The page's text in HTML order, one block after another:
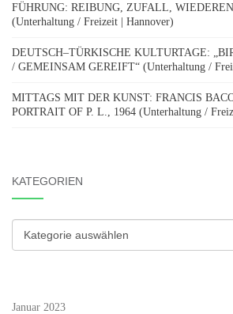
FÜHRUNG: REIBUNG, ZUFALL,
(Unterhaltung / Freizeit | Hannover)
DEUTSCH–TÜRKISCHE KULTURTAGE:
/ GEMEINSAM GEREIFT“ (Unterhaltung /
MITTAGS MIT DER KUNST: FRANCIS
PORTRAIT OF P. L., 1964 (Unterhaltung /
KATEGORIEN
Kategorien
Januar 2023